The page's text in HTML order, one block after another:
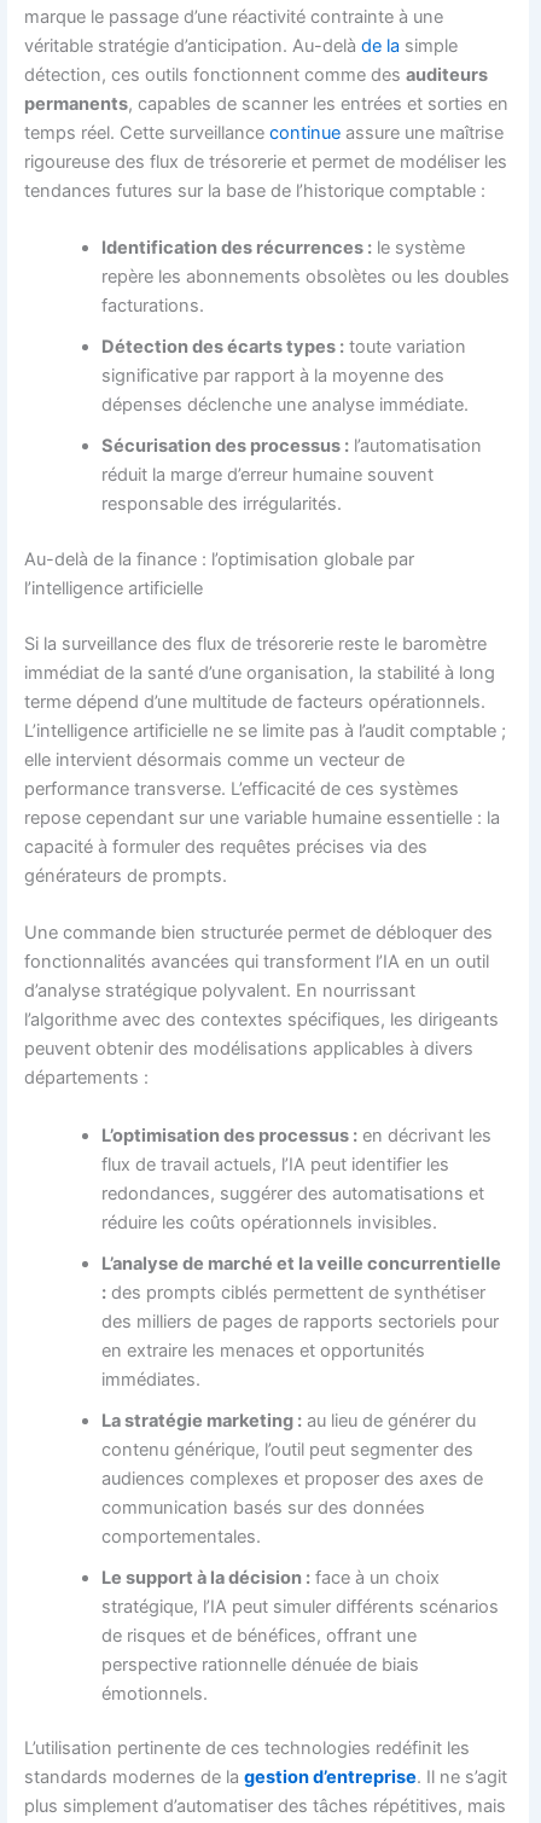
marque le passage d’une réactivité contrainte à une
véritable stratégie d’anticipation. Au-delàde la simple
détection, ces outils fonctionnent comme desauditeurs
permanents, capables de scanner les entrées et sorties en
temps réel. Cette surveillancecontinue assure une maîtrise
rigoureuse des flux de trésorerie et permet de modéliser les
tendances futures sur la base de l’historique comptable :
Identification des récurrences : le système
repère les abonnements obsolètes ou les doubles
facturations.
Détection des écarts types : toute variation
significative par rapport à la moyenne des
dépenses déclenche une analyse immédiate.
Sécurisation des processus : l’automatisation
réduit la marge d’erreur humaine souvent
responsable des irrégularités.
Au-delà de la finance : l’optimisation globale par
l’intelligence artificielle
Si la surveillance des flux de trésorerie reste le baromètre
immédiat de la santé d’une organisation, la stabilité à long
terme dépend d’une multitude de facteurs opérationnels.
L’intelligence artificielle ne se limite pas à l’audit comptable ;
elle intervient désormais comme un vecteur de
performance transverse. L’efficacité de ces systèmes
repose cependant sur une variable humaine essentielle : la
capacité à formuler des requêtes précises via des
générateurs de prompts.
Une commande bien structurée permet de débloquer des
fonctionnalités avancées qui transforment l’IA en un outil
d’analyse stratégique polyvalent. En nourrissant
l’algorithme avec des contextes spécifiques, les dirigeants
peuvent obtenir des modélisations applicables à divers
départements :
L’optimisation des processus : en décrivant les
flux de travail actuels, l’IA peut identifier les
redondances, suggérer des automatisations et
réduire les coûts opérationnels invisibles.
L’analyse de marché et la veille concurrentielle
: des prompts ciblés permettent de synthétiser
des milliers de pages de rapports sectoriels pour
en extraire les menaces et opportunités
immédiates.
La stratégie marketing : au lieu de générer du
contenu générique, l’outil peut segmenter des
audiences complexes et proposer des axes de
communication basés sur des données
comportementales.
Le support à la décision : face à un choix
stratégique, l’IA peut simuler différents scénarios
de risques et de bénéfices, offrant une
perspective rationnelle dénuée de biais
émotionnels.
L’utilisation pertinente de ces technologies redéfinit les
standards modernes de lagestion d’entreprise. Il ne s’agit
plus simplement d’automatiser des tâches répétitives, mais